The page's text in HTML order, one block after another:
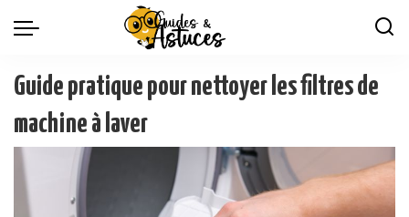
Guide pratique pour nettoyer les filtres de
machine à laver